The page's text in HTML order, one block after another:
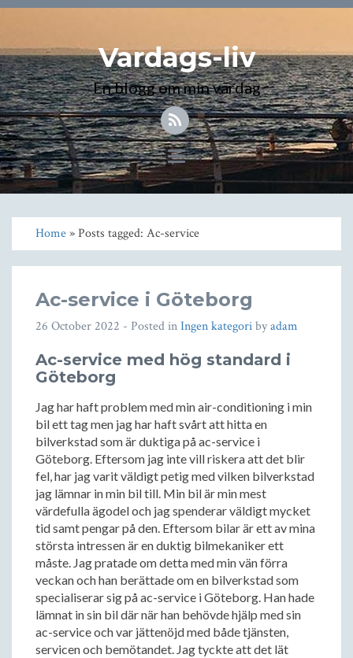
Vardags-liv
En blogg om min vardag
Toggle
navigation
Home» Posts tagged: Ac-service
Ac-service i Göteborg
26 October 2022 - Posted inIngen kategoribyadam
Ac-service med hög standard i
Göteborg
Jag har haft problem med min air-conditioning i min
bil ett tag men jag har haft svårt att hitta en
bilverkstad som är duktiga på ac-service i
Göteborg. Eftersom jag inte vill riskera att det blir
fel, har jag varit väldigt petig med vilken bilverkstad
jag lämnar in min bil till. Min bil är min mest
värdefulla ägodel och jag spenderar väldigt mycket
tid samt pengar på den. Eftersom bilar är ett av mina
största intressen är en duktig bilmekaniker ett
måste. Jag pratade om detta med min vän förra
veckan och han berättade om en bilverkstad som
specialiserar sig på ac-service i Göteborg. Han hade
lämnat in sin bil där när han behövde hjälp med sin
ac-service och var jättenöjd med både tjänsten,
servicen och bemötandet. Jag tyckte att det lät